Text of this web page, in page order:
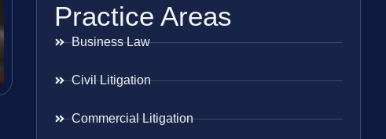
Practice Areas
Business Law
Civil Litigation
Commercial Litigation